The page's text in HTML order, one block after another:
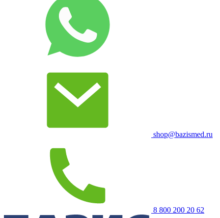
shop@bazismed.ru
8 800 200 20 62